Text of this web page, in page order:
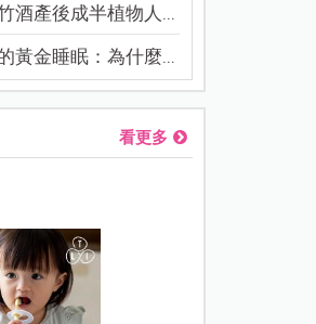
酒產後成半植物人...
黃金睡眠：為什麼...
看更多